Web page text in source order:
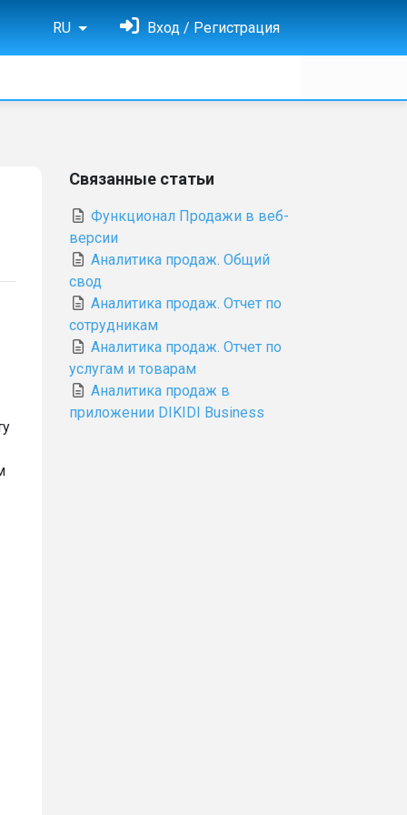
RU Вход / Регистрация
Связанные статьи
Функционал Продажи в веб-
версии
Аналитика продаж. Общий
свод
Аналитика продаж. Отчет по
сотрудникам
Аналитика продаж. Отчет по
услугам и товарам
Аналитика продаж в
приложении DIKIDI Business